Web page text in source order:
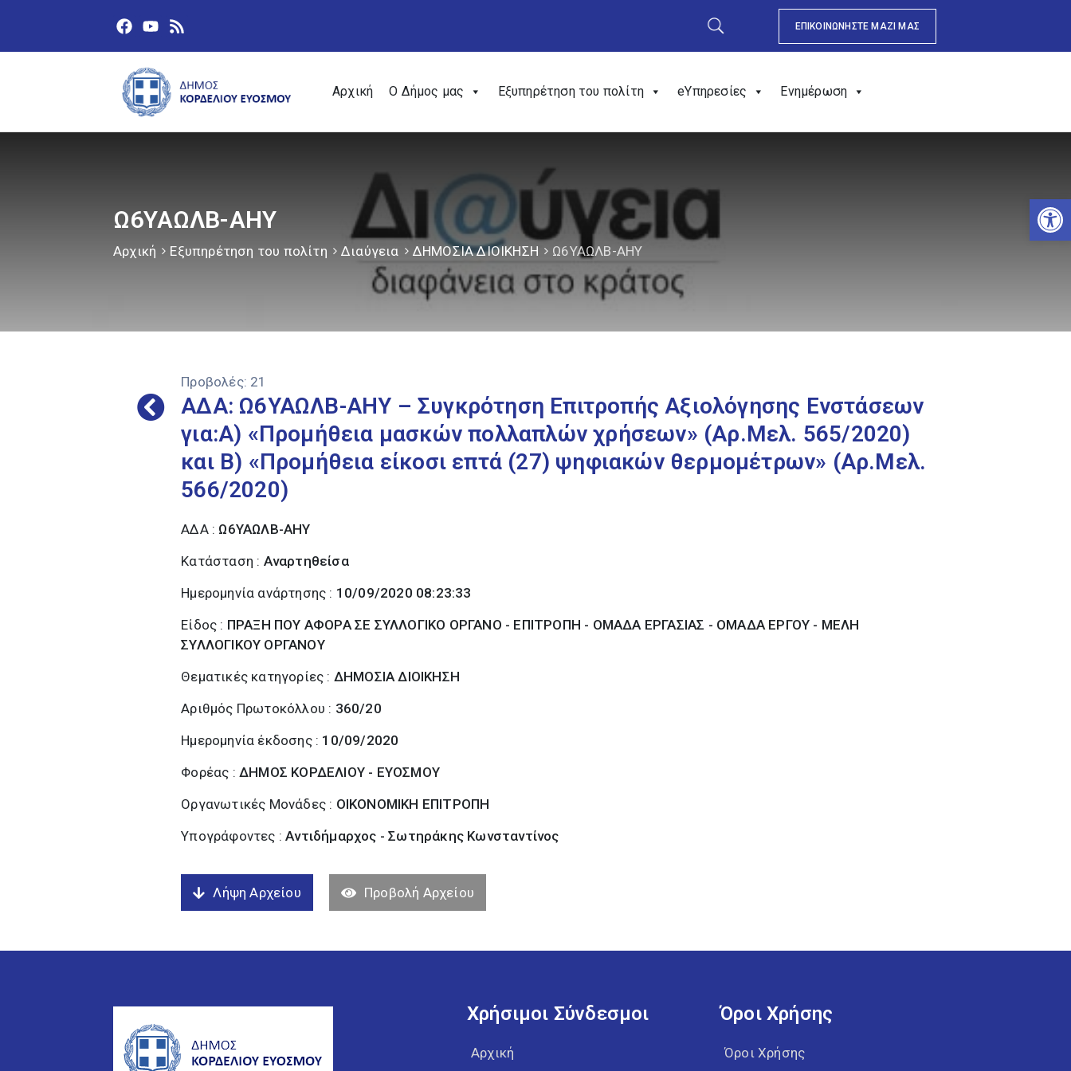
ΕΠΙΚΟΙΝΩΝΗΣΤΕ ΜΑΖΙ ΜΑΣ
Αρχική Ο Δήμος μας Εξυπηρέτηση του πολίτη eΥπηρεσίες Ενημέρωση
Ω6ΥΑΩΛΒ-ΑΗΥ
Αρχική Εξυπηρέτηση του πολίτη Διαύγεια ΔΗΜΟΣΙΑ ΔΙΟΙΚΗΣΗ Ω6ΥΑΩΛΒ-ΑΗΥ
Προβολές: 21
ΑΔΑ: Ω6ΥΑΩΛΒ-ΑΗΥ – Συγκρότηση Επιτροπής Αξιολόγησης Ενστάσεων
για:Α) «Προμήθεια μασκών πολλαπλών χρήσεων» (Αρ.Μελ. 565/2020)
και Β) «Προμήθεια είκοσι επτά (27) ψηφιακών θερμομέτρων» (Αρ.Μελ.
566/2020)
ΑΔΑ : Ω6ΥΑΩΛΒ-ΑΗΥ
Κατάσταση : Αναρτηθείσα
Ημερομηνία ανάρτησης : 10/09/2020 08:23:33
Είδος : ΠΡΑΞΗ ΠΟΥ ΑΦΟΡΑ ΣΕ ΣΥΛΛΟΓΙΚΟ ΟΡΓΑΝΟ - ΕΠΙΤΡΟΠΗ - ΟΜΑΔΑ ΕΡΓΑΣΙΑΣ - ΟΜΑΔΑ ΕΡΓΟΥ - ΜΕΛΗ
ΣΥΛΛΟΓΙΚΟΥ ΟΡΓΑΝΟΥ
Θεματικές κατηγορίες : ΔΗΜΟΣΙΑ ΔΙΟΙΚΗΣΗ
Αριθμός Πρωτοκόλλου : 360/20
Ημερομηνία έκδοσης : 10/09/2020
Φορέας :ΔΗΜΟΣ ΚΟΡΔΕΛΙΟΥ - ΕΥΟΣΜΟΥ
Οργανωτικές Μονάδες : ΟΙΚΟΝΟΜΙΚΗ ΕΠΙΤΡΟΠΗ
Υπογράφοντες :Αντιδήμαρχος - Σωτηράκης Κωνσταντίνος
Λήψη Αρχείου Προβολή Αρχείου
Χρήσιμοι Σύνδεσμοι
Αρχική
Όροι Χρήσης
Όροι Χρήσης